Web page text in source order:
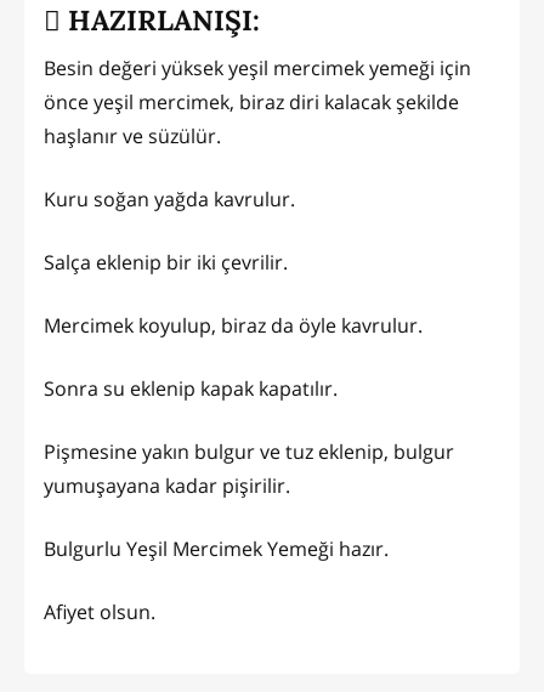
HAZIRLANIŞI:
Besin değeri yüksek yeşil mercimek yemeği için
önce yeşil mercimek, biraz diri kalacak şekilde
haşlanır ve süzülür.
Kuru soğan yağda kavrulur.
Salça eklenip bir iki çevrilir.
Mercimek koyulup, biraz da öyle kavrulur.
Sonra su eklenip kapak kapatılır.
Pişmesine yakın bulgur ve tuz eklenip, bulgur
yumuşayana kadar pişirilir.
Bulgurlu Yeşil Mercimek Yemeği hazır.
Afiyet olsun.